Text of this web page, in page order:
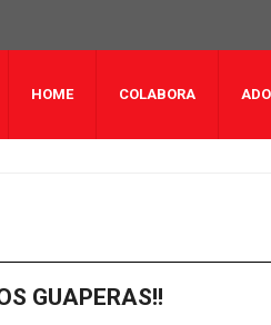
HOME COLABORA
GUAPERAS!!